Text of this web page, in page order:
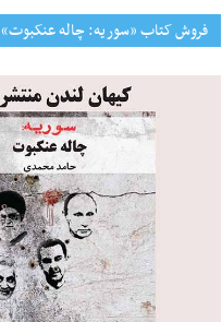
فروش کتاب «سوریه: چاله عنکبوت»